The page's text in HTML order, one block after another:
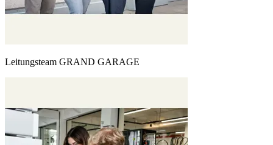
Leitungsteam GRAND GARAGE